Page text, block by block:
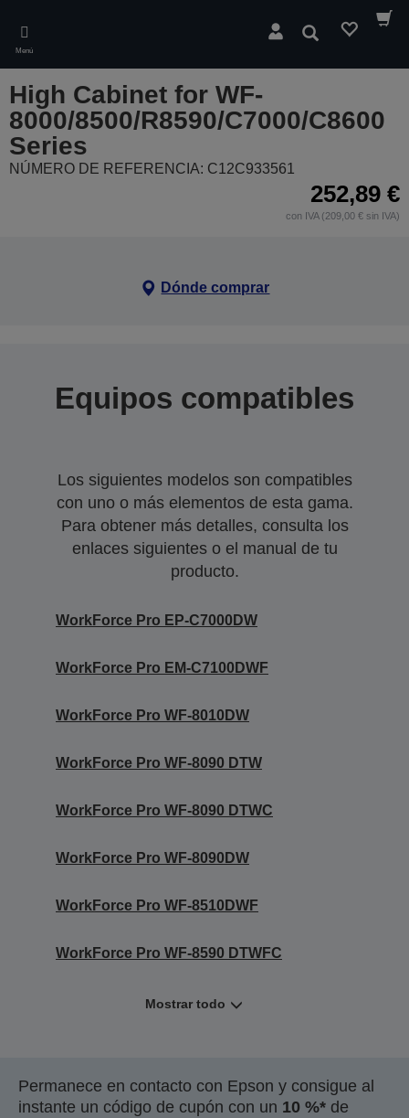
main
content
Menú
Buscar
High Cabinet for WF-
8000/8500/R8590/C7000/C8600
Series
NÚMERO DE REFERENCIA: C12C933561
252,89 €
con IVA (209,00 € sin IVA)
Dónde comprar
Equipos compatibles
Los siguientes modelos son compatibles
con uno o más elementos de esta gama.
Para obtener más detalles, consulta los
enlaces siguientes o el manual de tu
producto.
WorkForce Pro EP-C7000DW
WorkForce Pro EM-C7100DWF
WorkForce Pro WF-8010DW
WorkForce Pro WF-8090 DTW
WorkForce Pro WF-8090 DTWC
WorkForce Pro WF-8090DW
WorkForce Pro WF-8510DWF
WorkForce Pro WF-8590 DTWFC
Mostrar todo
Permanece en contacto con Epson y consigue al
instante un código de cupón con un 10 %* de